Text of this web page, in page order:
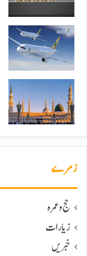
زمرے
حج و عمرہ
زیارات
خبریں